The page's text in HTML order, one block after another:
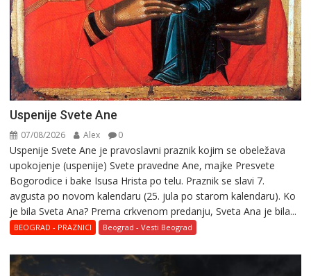
Uspenije Svete Ane
07/08/2026 Alex 0
Uspenije Svete Ane je pravoslavni praznik kojim se obeležava
upokojenje (uspenije) Svete pravedne Ane, majke Presvete
Bogorodice i bake Isusa Hrista po telu. Praznik se slavi 7.
avgusta po novom kalendaru (25. jula po starom kalendaru). Ko
je bila Sveta Ana? Prema crkvenom predanju, Sveta Ana je bila...
BEOGRAD - PRAZNICI Beograd - Vesti Beograd